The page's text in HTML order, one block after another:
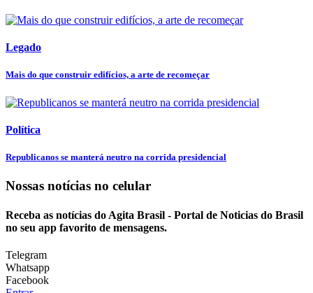
Legado
Mais do que construir edifícios, a arte de recomeçar
Política
Republicanos se manterá neutro na corrida presidencial
Nossas notícias no celular
Receba as notícias do Agita Brasil - Portal de Noticias do Brasil
no seu app favorito de mensagens.
Telegram
Whatsapp
Facebook